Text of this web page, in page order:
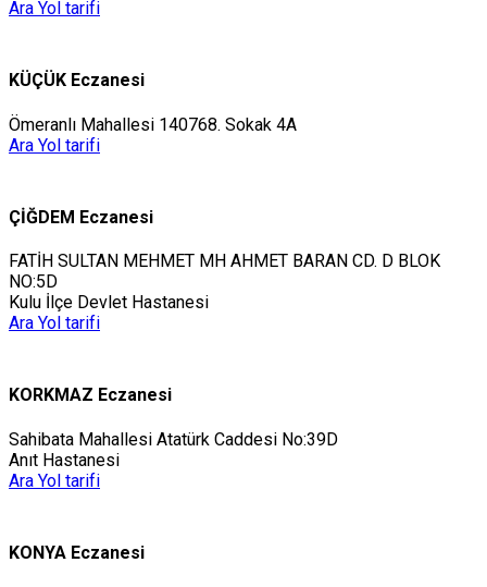
Ara Yol tarifi
KÜÇÜK Eczanesi
Ömeranlı Mahallesi 140768. Sokak 4A
Ara Yol tarifi
ÇİĞDEM Eczanesi
FATİH SULTAN MEHMET MH AHMET BARAN CD. D BLOK
NO:5D
Kulu İlçe Devlet Hastanesi
Ara Yol tarifi
KORKMAZ Eczanesi
Sahibata Mahallesi Atatürk Caddesi No:39D
Anıt Hastanesi
Ara Yol tarifi
KONYA Eczanesi